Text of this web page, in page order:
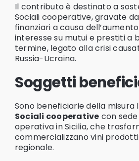
Il contributo è destinato a
Sociali cooperative, gravate
finanziari a causa
interesse su mutui e prestiti a
termine, legato alla crisi
Russia-Ucraina.
Soggetti
Sono beneficiarie della misura
Sociali cooperative con
operativa in Sicilia, che
commercializzano vini
regionale.